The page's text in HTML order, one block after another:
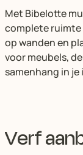
Met Bibelotte
complete
op wanden en
voor meubels,
samenhang in je
Verf